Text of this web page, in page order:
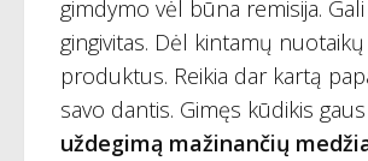
gimdymo vėl būna remisija.
gingivitas. Dėl kintamų
produktus. Reikia dar kartą
savo dantis. Gimęs kūdikis
uždegimą mažinančių